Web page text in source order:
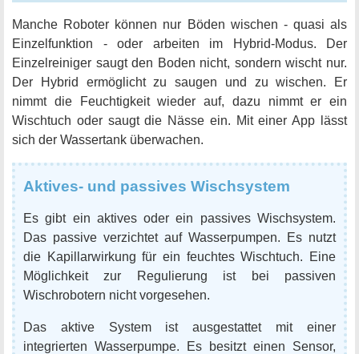
Manche Roboter können nur Böden wischen - quasi als
Einzelfunktion - oder arbeiten im Hybrid-Modus. Der
Einzelreiniger saugt den Boden nicht, sondern wischt nur.
Der Hybrid ermöglicht zu saugen und zu wischen. Er
nimmt die Feuchtigkeit wieder auf, dazu nimmt er ein
Wischtuch oder saugt die Nässe ein. Mit einer App lässt
sich der Wassertank überwachen.
Aktives- und passives Wischsystem
Es gibt ein aktives oder ein passives Wischsystem.
Das passive verzichtet auf Wasserpumpen. Es nutzt
die Kapillarwirkung für ein feuchtes Wischtuch. Eine
Möglichkeit zur Regulierung ist bei passiven
Wischrobotern nicht vorgesehen.
Das aktive System ist ausgestattet mit einer
integrierten Wasserpumpe. Es besitzt einen Sensor,